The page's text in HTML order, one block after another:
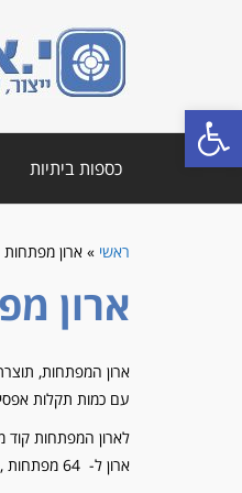
פתח סרגל נגישות
כספות ביתיות
ראשי » ארון מפתחות
ארון
ארון המפתחות,
עם כמות תקלות
לארון המפתחות קוד
ארון ל- 64 מפתחות , ארון ל- 100 מפתחות ו- וארון ל- 200 מפתחות.